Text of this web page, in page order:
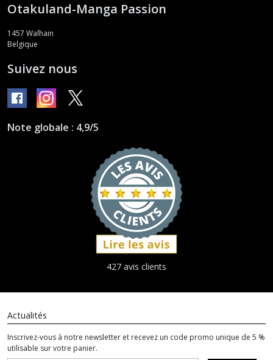
Otakuland-Manga Passion
1457 Walhain
Belgique
Suivez nous
Note globale : 4,9/5
427 avis clients
Actualités
Inscrivez-vous à notre newsletter et recevez un code promo unique de 5 %
utilisable sur votre panier.